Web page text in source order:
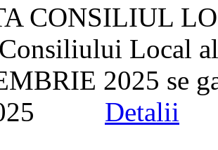
CONSILIUL
Local
2025 se
Detalii